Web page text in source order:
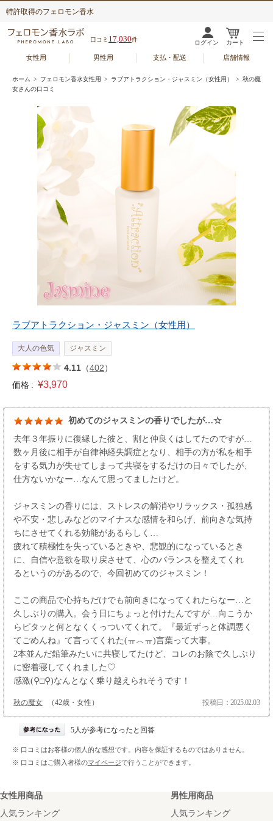
特許取得のフェロモン香水
口コミ 17,030件 ログイン カート
女性用 男性用 支払・配送 店舗情報
ホーム > フェロモン香水女性用 > ラブアトラクション・ジャスミン（女性用）
> 秋の魔
女さんの口コミ
ラブアトラクション・ジャスミン（女性用）
大人の色気 ジャスミン
4.11 （402）
価格 : ¥3,970
初めてのジャスミンの香りでしたが…☆
去年３年振りに復縁した彼と、割と仲良くはしてたのですが…
数ヶ月後に相手が自律神経失調症となり、相手の方が私を相手
をする気力が失せてしまって共寝をするだけの日々でしたが、
仕方ないかなー…なんて思ってましたけど。
ジャスミンの香りには、ストレスの解消やリラックス・孤独感
や不安・悲しみなどのマイナスな感情を和らげ、前向きな気持
ちにさせてくれる 効能があるらしく…
疲れて積極性を失っているときや、悲観的になっているとき
に、自信や意欲を取り戻させて、心のバランスを整えてくれ
る というのがあるので、今回初めてのジャスミン！
ここの商品で心持ちだけでも前向きになってくれたらなー…と
久しぶりの購入。会う日にちょっと付けたんですが…向こうか
らピタッと何となくくっついてくれて。『最近ずっと体調悪く
てごめんね』て言ってくれた(ㅠ︿ㅠ)言葉って大事。
2本並んだ鉛筆みたいに共寝してたけど、コレのお陰で久しぶり
に密着寝してくれました♡
感激(⚲□⚲)なんとなく乗り越えられそうです！
秋の魔女 （42歳・女性） 投稿日：2025.02.03
5人が参考になったと回答
※ 口コミはお客様の個人的な感想です。内容を保証するものではありません。
※ 口コミはご購入者様のマイページで行うことができます。
女性用商品
人気ランキング
男性用商品
人気ランキング